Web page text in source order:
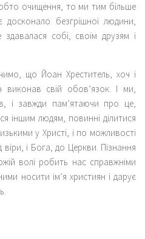
очищення, то ми тим більше
безгрішної людини,
собі, своїм друзям і
що Йоан Хреститель, хоч і
виконав свій обов’язок. І ми,
і завжди пам’ятаючи про це,
іншим людям, повинні ділитися
у Христі, і по можливості
і Бога, до Церкви. Пізнання
волі робить нас справжніми
носити ім’я християн і дарує